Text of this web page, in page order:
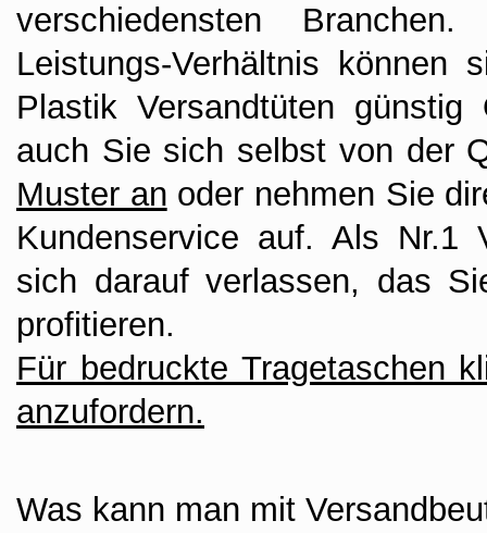
verschiedensten
Leistungs-Verhältnis
Plastik Versandtüten
auch Sie sich selbst von der
Muster an oder nehmen Sie
Kundenservice auf. Als Nr.1
sich darauf verlassen, das
profitieren.
Für bedruckte Tragetaschen
anzufordern.
Was kann man mit